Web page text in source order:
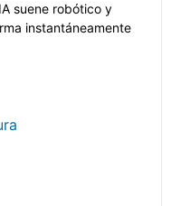
suene robótico y
instantáneamente